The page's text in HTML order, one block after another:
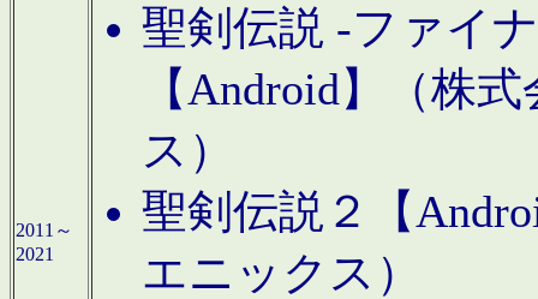
2011～
2021
聖剣伝説 -ファイ
【Android】（株
ス）
聖剣伝説２【
エニックス）